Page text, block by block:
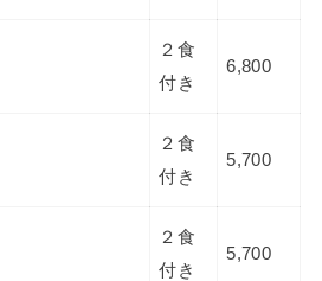
２食
付き
6,800
２食
付き
5,700
２食
付き
5,700